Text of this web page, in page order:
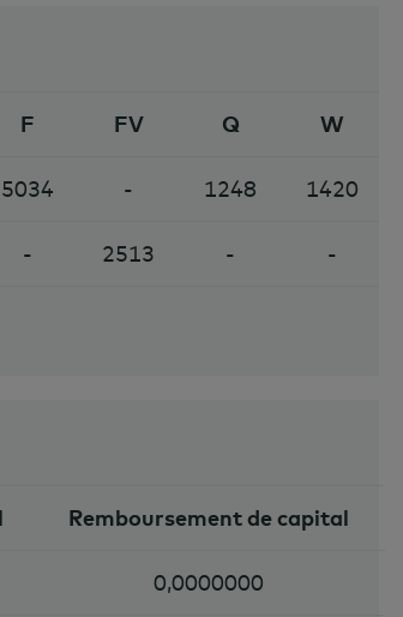
F FV Q W
5034 - 1248 1420
- 2513 - -
Remboursement de capital
0,0000000